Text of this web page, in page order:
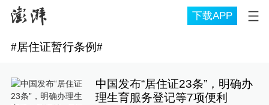
下载APP
#居住证暂行条例#
中国发布“居住证23条”，明确办
理生育服务登记等7项便利